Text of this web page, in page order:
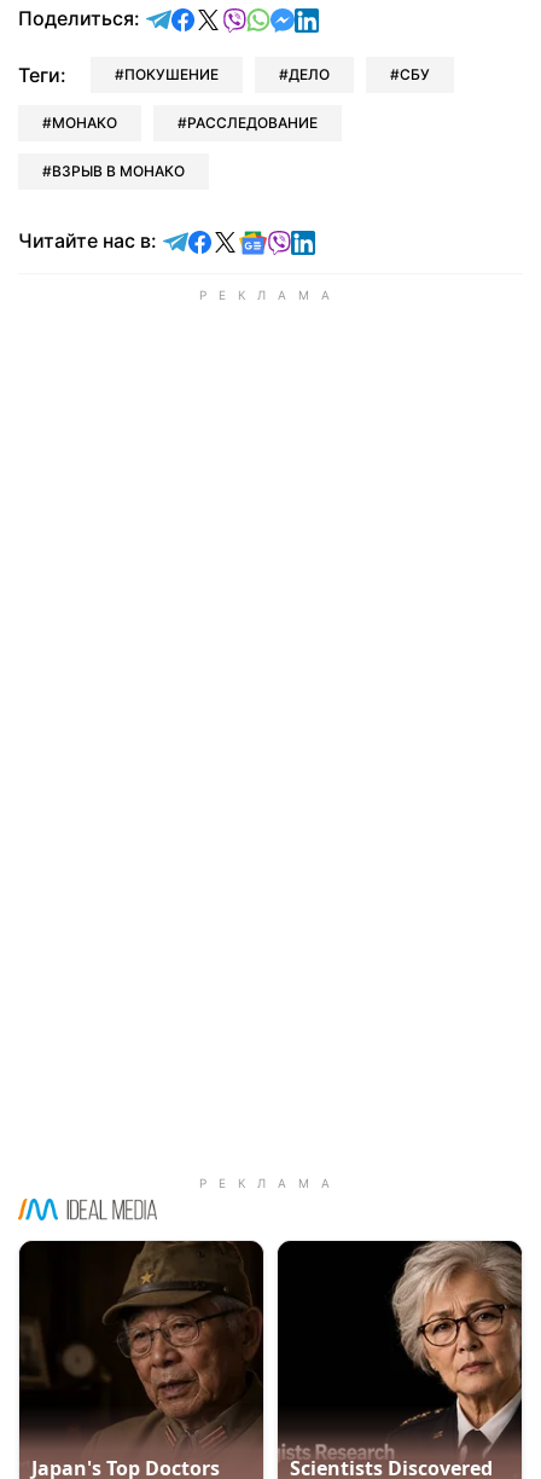
Поделиться: отправить в Telegram
поделиться в Facebook
поделиться в X
отправить в Viber
отправить в Whatsapp
отправить в Messenger
отправить в LinkedIn
Теги: ПОКУШЕНИЕ ДЕЛО СБУ
МОНАКО РАССЛЕДОВАНИЕ
ВЗРЫВ В МОНАКО
Читайте нас в: Читайте в Telegram
Читайте в Facebook
Читайте в X
Читайте в Google news
Читайте в Viber
Читайте в LinkedIn